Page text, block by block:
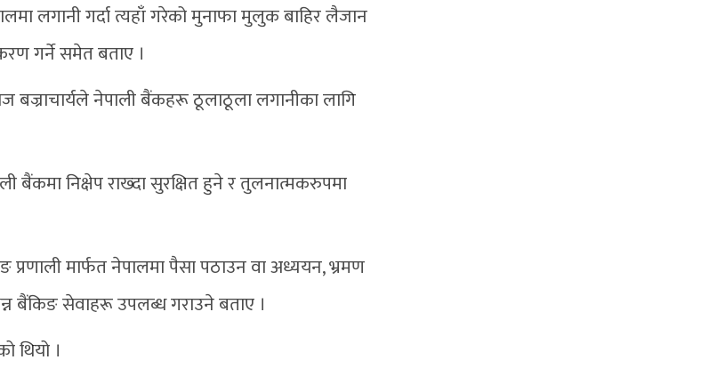
लगानी गर्दा त्यहाँ गरेको मुनाफा मुलुक बाहिर लैजान
गर्ने समेत बताए ।
बज्राचार्यले नेपाली बैंकहरू ठूलाठूला लगानीका लागि
बैंकमा निक्षेप राख्दा सुरक्षित हुने र तुलनात्मकरुपमा
मार्फत नेपालमा पैसा पठाउन वा अध्ययन, भ्रमण
बैंकिङ सेवाहरू उपलब्ध गराउने बताए ।
थियो ।